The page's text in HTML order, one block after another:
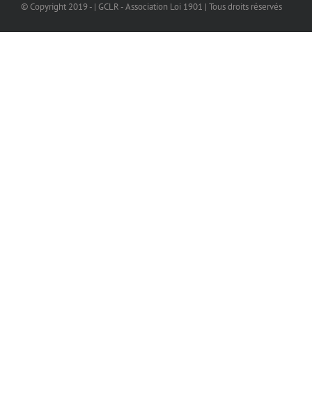
© Copyright 2019 - | GCLR - Association Loi 1901 | Tous droits réservés